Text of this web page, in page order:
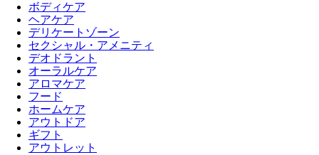
ボディケア
ヘアケア
デリケートゾーン
セクシャル・アメニティ
デオドラント
オーラルケア
アロマケア
フード
ホームケア
アウトドア
ギフト
アウトレット